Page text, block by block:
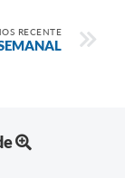
RECENTE